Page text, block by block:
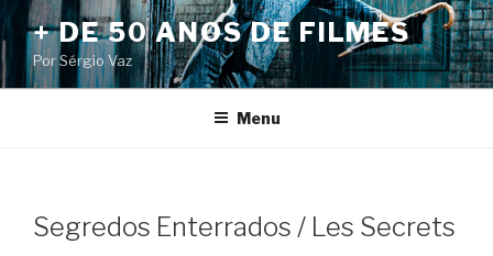
Pular
para
o
conteúdo
+ DE 50 ANOS DE FILMES
Por Sérgio Vaz
Menu
Segredos Enterrados / Les Secrets